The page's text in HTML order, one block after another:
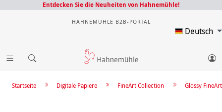
Entdecken Sie die Neuheiten von Hahnemühle!
HAHNEMÜHLE B2B-PORTAL
Deutsch
Glossy FineArt
FineArt Collection
Digitale Papiere
Startseite